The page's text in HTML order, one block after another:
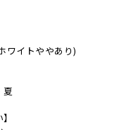
ワイトややあり)
夏